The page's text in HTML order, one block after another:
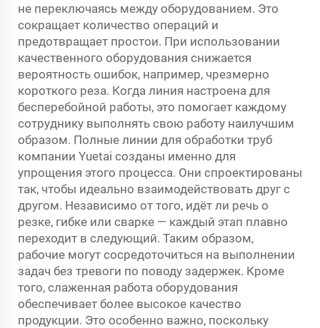
не переключаясь между оборудованием. Это
сокращает количество операций и
предотвращает простои. При использовании
качественного оборудования снижается
вероятность ошибок, например, чрезмерно
короткого реза. Когда линия настроена для
бесперебойной работы, это помогает каждому
сотруднику выполнять свою работу наилучшим
образом. Полные линии для обработки труб
компании Yuetai созданы именно для
упрощения этого процесса. Они спроектированы
так, чтобы идеально взаимодействовать друг с
другом. Независимо от того, идёт ли речь о
резке, гибке или сварке — каждый этап плавно
переходит в следующий. Таким образом,
рабочие могут сосредоточиться на выполнении
задач без тревоги по поводу задержек. Кроме
того, слаженная работа оборудования
обеспечивает более высокое качество
продукции. Это особенно важно, поскольку